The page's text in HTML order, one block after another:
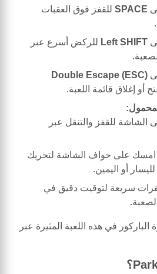
SPACE للقفز فوق العقبات
Left SHIFT للركض أسرع عبر
Double Escape (ESC)
أو إغلاق قائمة اللعبة.
الشاشة للقفز والتنقل عبر
امسك على حواف الشاشة لتحريك
أو اليمين.
سريعة لتوقيت دقيق في
الباركور في هذه اللعبة المثيرة عبر